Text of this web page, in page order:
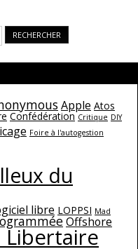
Apple Atos
Confédération Critique DIY
Foire à l'autogestion
du
libre LOPPSI Mad
Offshore
Libertaire